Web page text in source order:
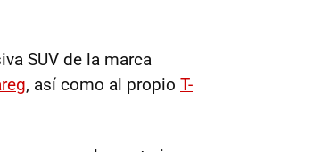
SUV de la marca
, así como al propio T-